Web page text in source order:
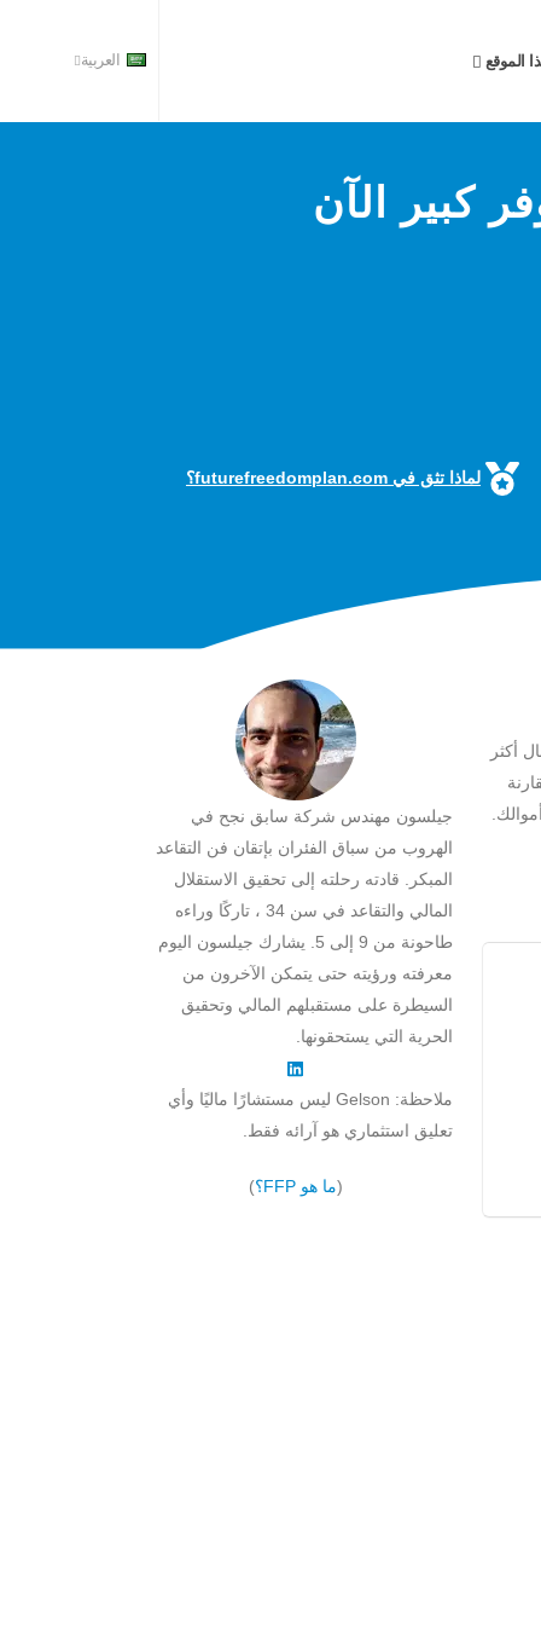
الموقع العربية
كبير الآن
لماذا تثق في futurefreedomplan.com؟
أكثر
جيلسون مهندس شركة سابق نجح في
الهروب من سباق الفئران بإتقان فن التقاعد
المبكر. قادته رحلته إلى تحقيق الاستقلال
المالي والتقاعد في سن 34 ، تاركًا وراءه
طاحونة من 9 إلى 5. يشارك جيلسون اليوم
معرفته ورؤيته حتى يتمكن الآخرون من
السيطرة على مستقبلهم المالي وتحقيق
الحرية التي يستحقونها.
ملاحظة: Gelson ليس مستشارًا ماليًا وأي
تعليق استثماري هو آرائه فقط.
(ما هو FFP؟ )